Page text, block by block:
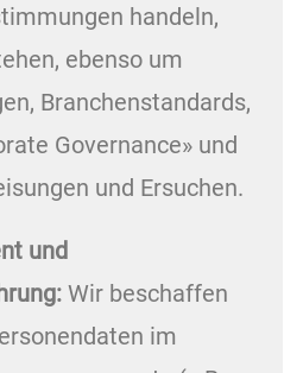
handeln,
ebenso um
Branchenstandards,
Governance» und
und Ersuchen.
und
Wir beschaffen
im